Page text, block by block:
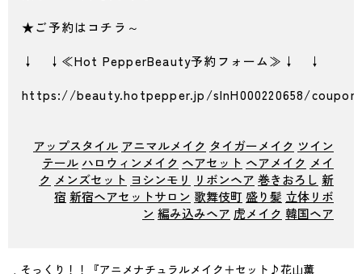
★ご予約はコチラ～
↓ ↓≪Hot PepperBeauty予約フォーム≫↓ ↓
https://beauty.hotpepper.jp/slnH000220658/
アップスタイル アニマルメイク タイガーメイク ツイン
テール ハロウィンメイク ヘアセット ヘアメイク メイ
ク メンズセット ヨシンモリ リボンヘア 巻きおろし 新
宿 新宿ヘアセットサロン 歌舞伎町 盛り髪 立体リボ
ン 編み込みヘア 虎メイク 韓国ヘア
そっくり！！『アニメナチュラルメイク＋セット♪花山薫